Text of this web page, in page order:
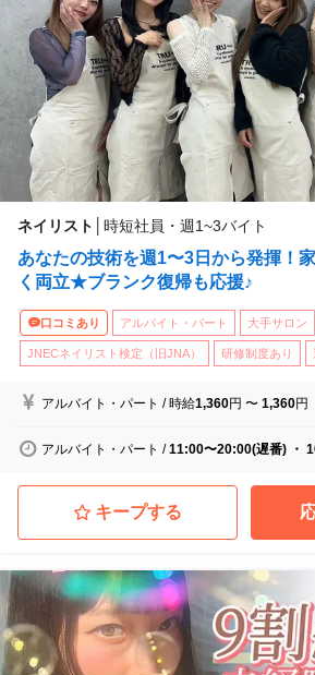
ネイリスト 時短社員・週1~3バイト
あなたの技術を週1〜3日から発揮！
く両立★ブランク復帰も応援♪
口コミあり アルバイト・パート 大手サロン
JNECネイリスト検定（旧JNA） 研修制度あり
アルバイト・パート /時給1,360円 〜1,360円
アルバイト・パート /11:00〜20:00(遅番) ・
キープする